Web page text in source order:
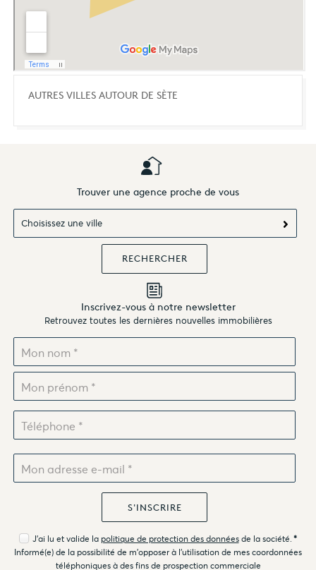
AUTRES VILLES AUTOUR DE SÈTE
Trouver une agence proche de vous
Choisissez une ville
Inscrivez-vous à notre newsletter
Retrouvez toutes les dernières nouvelles immobilières
J'ai lu et valide la politique de protection des donnéesde la société. *
Informé(e) de la possibilité de m'opposer à l'utilisation de mes coordonnées
téléphoniques à des fins de prospection commerciale